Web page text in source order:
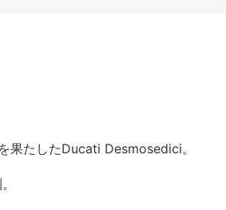
果たしたDucati Desmosedici。